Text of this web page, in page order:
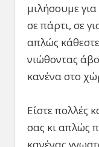
μιλήσουμε
σε πάρτι, σε
απλώς
νιώθοντας
κανένα στο
Είστε πολλές
σας κι απλώς
κανένας